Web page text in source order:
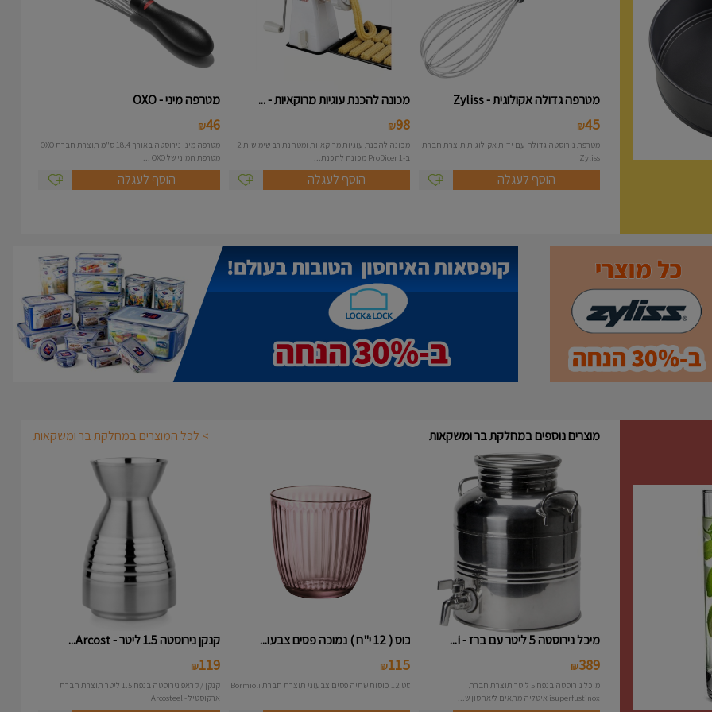
מטרפה גדולה אקולוגית - Zyliss
45
₪
מטרפת נירוסטה גדולה עם ידית אקולוגית תוצרת חברת
Zyliss
הוסף לעגלה
מכונה להכנת עוגיות מרוקאיות - ...
98
₪
מכונה להכנת עוגיות מרוקאיות ומטחנת רב שימושית 2
ב-1 ProDicer מכונה להכנת...
הוסף לעגלה
מטרפה מיני - OXO
46
₪
מטרפה מיני נירוסטה באורך 18.4 ס"מ תוצרת חברת OXO
מטרפת המיני של OXO ...
הוסף לעגלה
מוצרים נוספים במחלקת בר ומשקאות > לכל המוצרים במחלקת בר ומשקאות
מיכל נירוסטה 5 ליטר עם ברז - i...
389
₪
מיכל נירוסטה בנפח 5 ליטר תוצרת חברת
isuperfustinox איטליה מתאים ליאחסון ש...
כוס ( 12 י"ח ) נמוכה פסים צבעו...
115
₪
סט 12 כוסות שתיה פסים צבעוני תוצרת חברת Bormioli
קנקן נירוסטה 1.5 ליטר - Arcost...
119
₪
קנקן / קראפ נירוסטה בנפח 1.5 ליטר תוצרת חברת
ארקוסטיל - Arcosteel